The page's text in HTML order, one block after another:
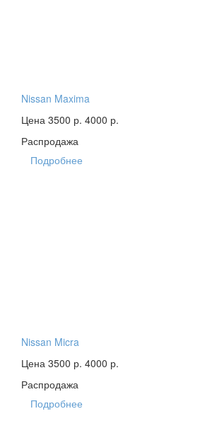
Nissan Maxima
Цена 3500 р. 4000 р.
Распродажа
Подробнее
Nissan Micra
Цена 3500 р. 4000 р.
Распродажа
Подробнее